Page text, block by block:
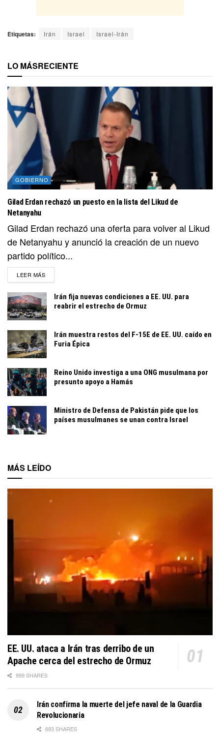
Etiquetas: Irán Israel Israel-Irán
LO MÁSRECIENTE
GOBIERNO
Gilad Erdan rechazó un puesto en la lista del Likud de
Netanyahu
Gilad Erdan rechazó una oferta para volver al Likud
de Netanyahu y anunció la creación de un nuevo
partido político...
LEER MÁSDETAILS
Irán fija nuevas condiciones a EE. UU. para
reabrir el estrecho de Ormuz
Irán muestra restos del F-15E de EE. UU. caído en
Furia Épica
Reino Unido investiga a una ONG musulmana por
presunto apoyo a Hamás
Ministro de Defensa de Pakistán pide que los
países musulmanes se unan contra Israel
MÁS LEÍDO
EE. UU. ataca a Irán tras derribo de un
Apache cerca del estrecho de Ormuz
999 SHARES
Irán confirma la muerte del jefe naval de la Guardia
Revolucionaria
693 SHARES